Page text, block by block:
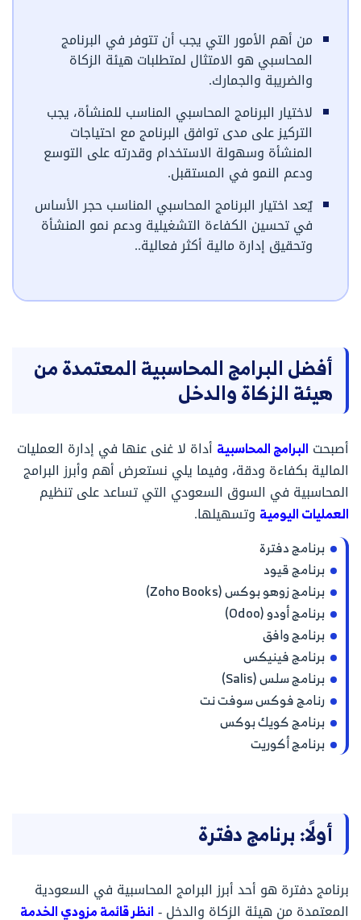
من أهم الأمور التي يجب أن تتوفر في البرنامج
المحاسبي هو الامتثال لمتطلبات هيئة الزكاة
والضريبة والجمارك.
لاختيار البرنامج المحاسبي المناسب للمنشأة، يجب
التركيز على مدى توافق البرنامج مع احتياجات
المنشأة وسهولة الاستخدام وقدرته على التوسع
ودعم النمو في المستقبل.
يٌعد اختيار البرنامج المحاسبي المناسب حجر الأساس
في تحسين الكفاءة التشغيلية ودعم نمو المنشأة
وتحقيق إدارة مالية أكثر فعالية..
أفضل البرامج المحاسبية المعتمدة من
هيئة الزكاة والدخل
أصبحت البرامج المحاسبية أداة لا غنى عنها في إدارة العمليات
المالية بكفاءة ودقة، وفيما يلي نستعرض أهم وأبرز البرامج
المحاسبية في السوق السعودي التي تساعد على تنظيم
العمليات اليومية وتسهيلها.
برنامج دفترة
برنامج قيود
برنامج زوهو بوكس (Zoho Books)
برنامج أودو (Odoo)
برنامج وافق
برنامج فينيكس
برنامج سلس (Salis)
رنامج فوكس سوفت نت
برنامج كويك بوكس
برنامج أكوريت
أولًا: برنامج دفترة
برنامج دفترة هو أحد أبرز البرامج المحاسبية في السعودية
المعتمدة من هيئة الزكاة والدخل - انظر قائمة مزودي الخدمة